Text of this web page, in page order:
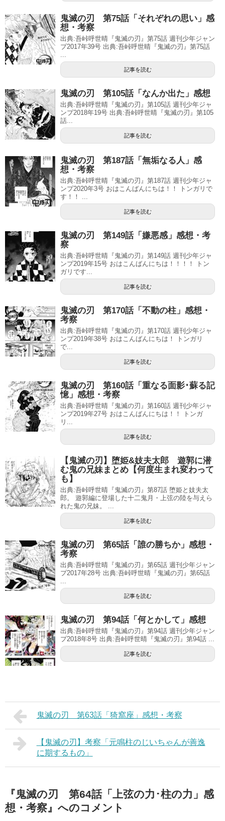
鬼滅の刃 第75話「それぞれの思い」感
想・考察
出典:吾峠呼世晴『鬼滅の刃』第75話 週刊少年ジャン
プ2017年39号 出典:吾峠呼世晴『鬼滅の刃』第75話
...
記事を読む
鬼滅の刃 第105話「なんか出た」感想
出典:吾峠呼世晴『鬼滅の刃』第105話 週刊少年ジャ
ンプ2018年19号 出典:吾峠呼世晴『鬼滅の刃』第105
話...
記事を読む
鬼滅の刃 第187話「無垢なる人」感
想・考察
出典:吾峠呼世晴『鬼滅の刃』第187話 週刊少年ジャ
ンプ2020年3号 おはこんばんにちは！！ トンガリで
す！！ ...
記事を読む
鬼滅の刃 第149話「嫌悪感」感想・考
察
出典:吾峠呼世晴『鬼滅の刃』第149話 週刊少年ジャ
ンプ2019年15号 おはこんばんにちは！！！！ トン
ガリです...
記事を読む
鬼滅の刃 第170話「不動の柱」感想・
考察
出典:吾峠呼世晴『鬼滅の刃』第170話 週刊少年ジャ
ンプ2019年38号 おはこんばんにちは！ トンガリ
で...
記事を読む
鬼滅の刃 第160話「重なる面影･蘇る記
憶」感想・考察
出典:吾峠呼世晴『鬼滅の刃』第160話 週刊少年ジャ
ンプ2019年27号 おはこんばんにちは！！ トンガ
リ...
記事を読む
【鬼滅の刃】堕姫&妓夫太郎 遊郭に潜
む鬼の兄妹まとめ【何度生まれ変わって
も】
出典:吾峠呼世晴『鬼滅の刃』第87話 堕姫と妓夫太
郎。 遊郭編に登場した十二鬼月・上弦の陸を与えら
れた鬼の兄妹。 ...
記事を読む
鬼滅の刃 第65話「誰の勝ちか」感想・
考察
出典:吾峠呼世晴『鬼滅の刃』第65話 週刊少年ジャン
プ2017年28号 出典:吾峠呼世晴『鬼滅の刃』第65話
...
記事を読む
鬼滅の刃 第94話「何とかして」感想
出典:吾峠呼世晴『鬼滅の刃』第94話 週刊少年ジャン
プ2018年8号 出典:吾峠呼世晴『鬼滅の刃』第94話 ...
記事を読む
鬼滅の刃 第63話「猗窩座」感想・考察
【鬼滅の刃】考察「元鳴柱のじいちゃんが善逸
に期するもの」
『鬼滅の刃 第64話「上弦の力･柱の力」感
想・考察』へのコメント